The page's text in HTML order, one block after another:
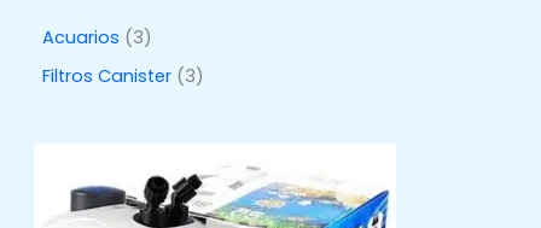
Acuarios 33
p
o
d
u
Filtros Canister 33
r
o
d